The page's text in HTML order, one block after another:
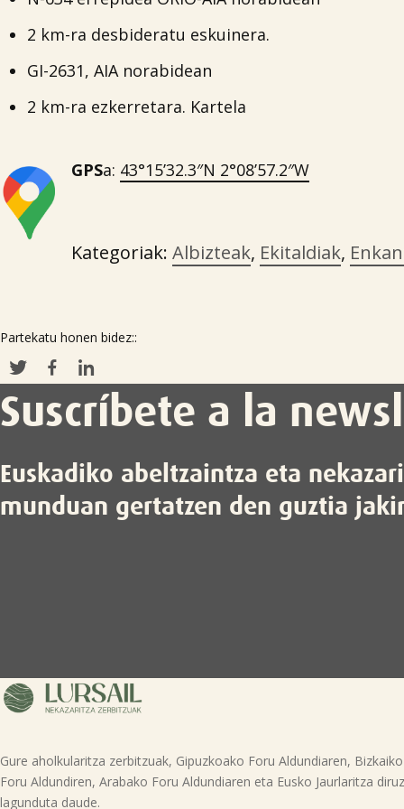
2 km-ra desbideratu eskuinera.
GI-2631, AIA norabidean
2 km-ra ezkerretara. Kartela
GPSa: 43°15’32.3″N 2°08’57.2″W
Kategoriak: Albizteak, Ekitaldiak,
Partekatu honen bidez::
Suscríbete a la
Euskadiko abeltzaintza eta
munduan gertatzen den guztia
Gure aholkularitza zerbitzuak, Gipuzkoako Foru Aldundiaren, Bizkaiko
Foru Aldundiren, Arabako Foru Aldundiaren eta Eusko Jaurlaritza
lagunduta daude.